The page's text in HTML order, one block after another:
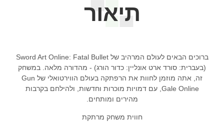
תיאור
ברוכים הבאים לעולם המרהיב של Sword Art Online: Fatal Bullet
(בעברית: סורד ארט אונליין: כדור הורג) - מהדורה מלאה. במשחק
זה, אתה מוזמן לחוות את הרפתקה בעולם הווירטואלי של Gun
Gale Online, עם דמויות מוכרות וחדשות, ולהילחם בקרבות
מהירים ומותחים.
חווית משחק מרתקת